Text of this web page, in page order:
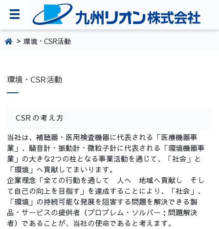
TOPページ
環境・CSR活動
採用情報
お問い合わせ
092-281-5361
環境・CSR活動
環境・CSR活動
CSRの考え方
当社は、補聴器・医用検査機器に代表される「医療機器事
業」、騒音計・振動計・微粒子計に代表される「環境機器事
業」の大きな2つの柱となる事業活動を通じて、「社会」と
「環境」へ貢献してまいります。
企業理念「全ての行動を通して 人へ 地域へ貢献し そし
て自己の向上を目指す」を達成することにより、「社会」、
「環境」の持続可能な発展を阻害する問題を解決できる製
品・サービスの提供者（プロブレム・ソルバー：問題解決
者）であることが、当社の使命であると考えます。